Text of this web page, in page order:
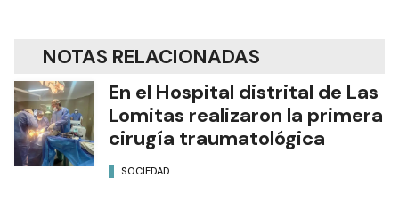
NOTAS RELACIONADAS
En el Hospital distrital de Las
Lomitas realizaron la primera
cirugía traumatológica
SOCIEDAD